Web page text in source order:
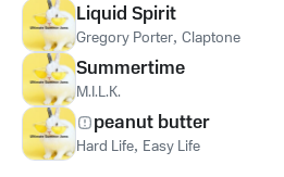
Liquid Spirit
Gregory Porter, Claptone
Summertime
M.I.L.K.
peanut butter
Hard Life, Easy Life